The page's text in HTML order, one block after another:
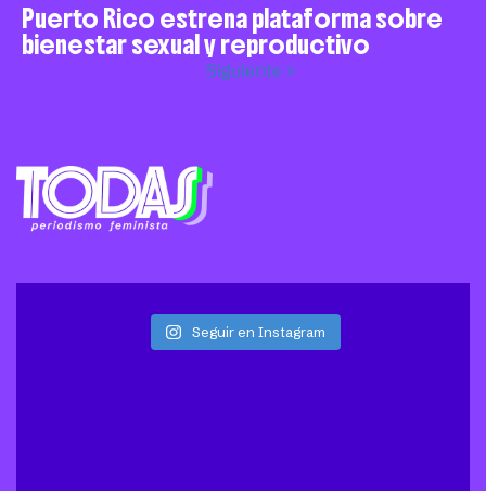
Puerto Rico estrena plataforma sobre
bienestar sexual y reproductivo
Siguiente »
Seguir en Instagram